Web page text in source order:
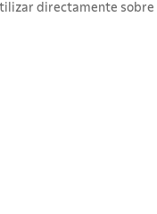
directamente sobre